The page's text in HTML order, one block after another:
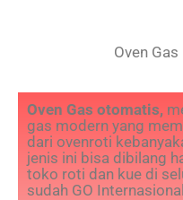
Oven
Oven Gas otomatis,
gas modern yang
dari ovenroti
jenis ini bisa dibilang
toko roti dan kue di
sudah GO